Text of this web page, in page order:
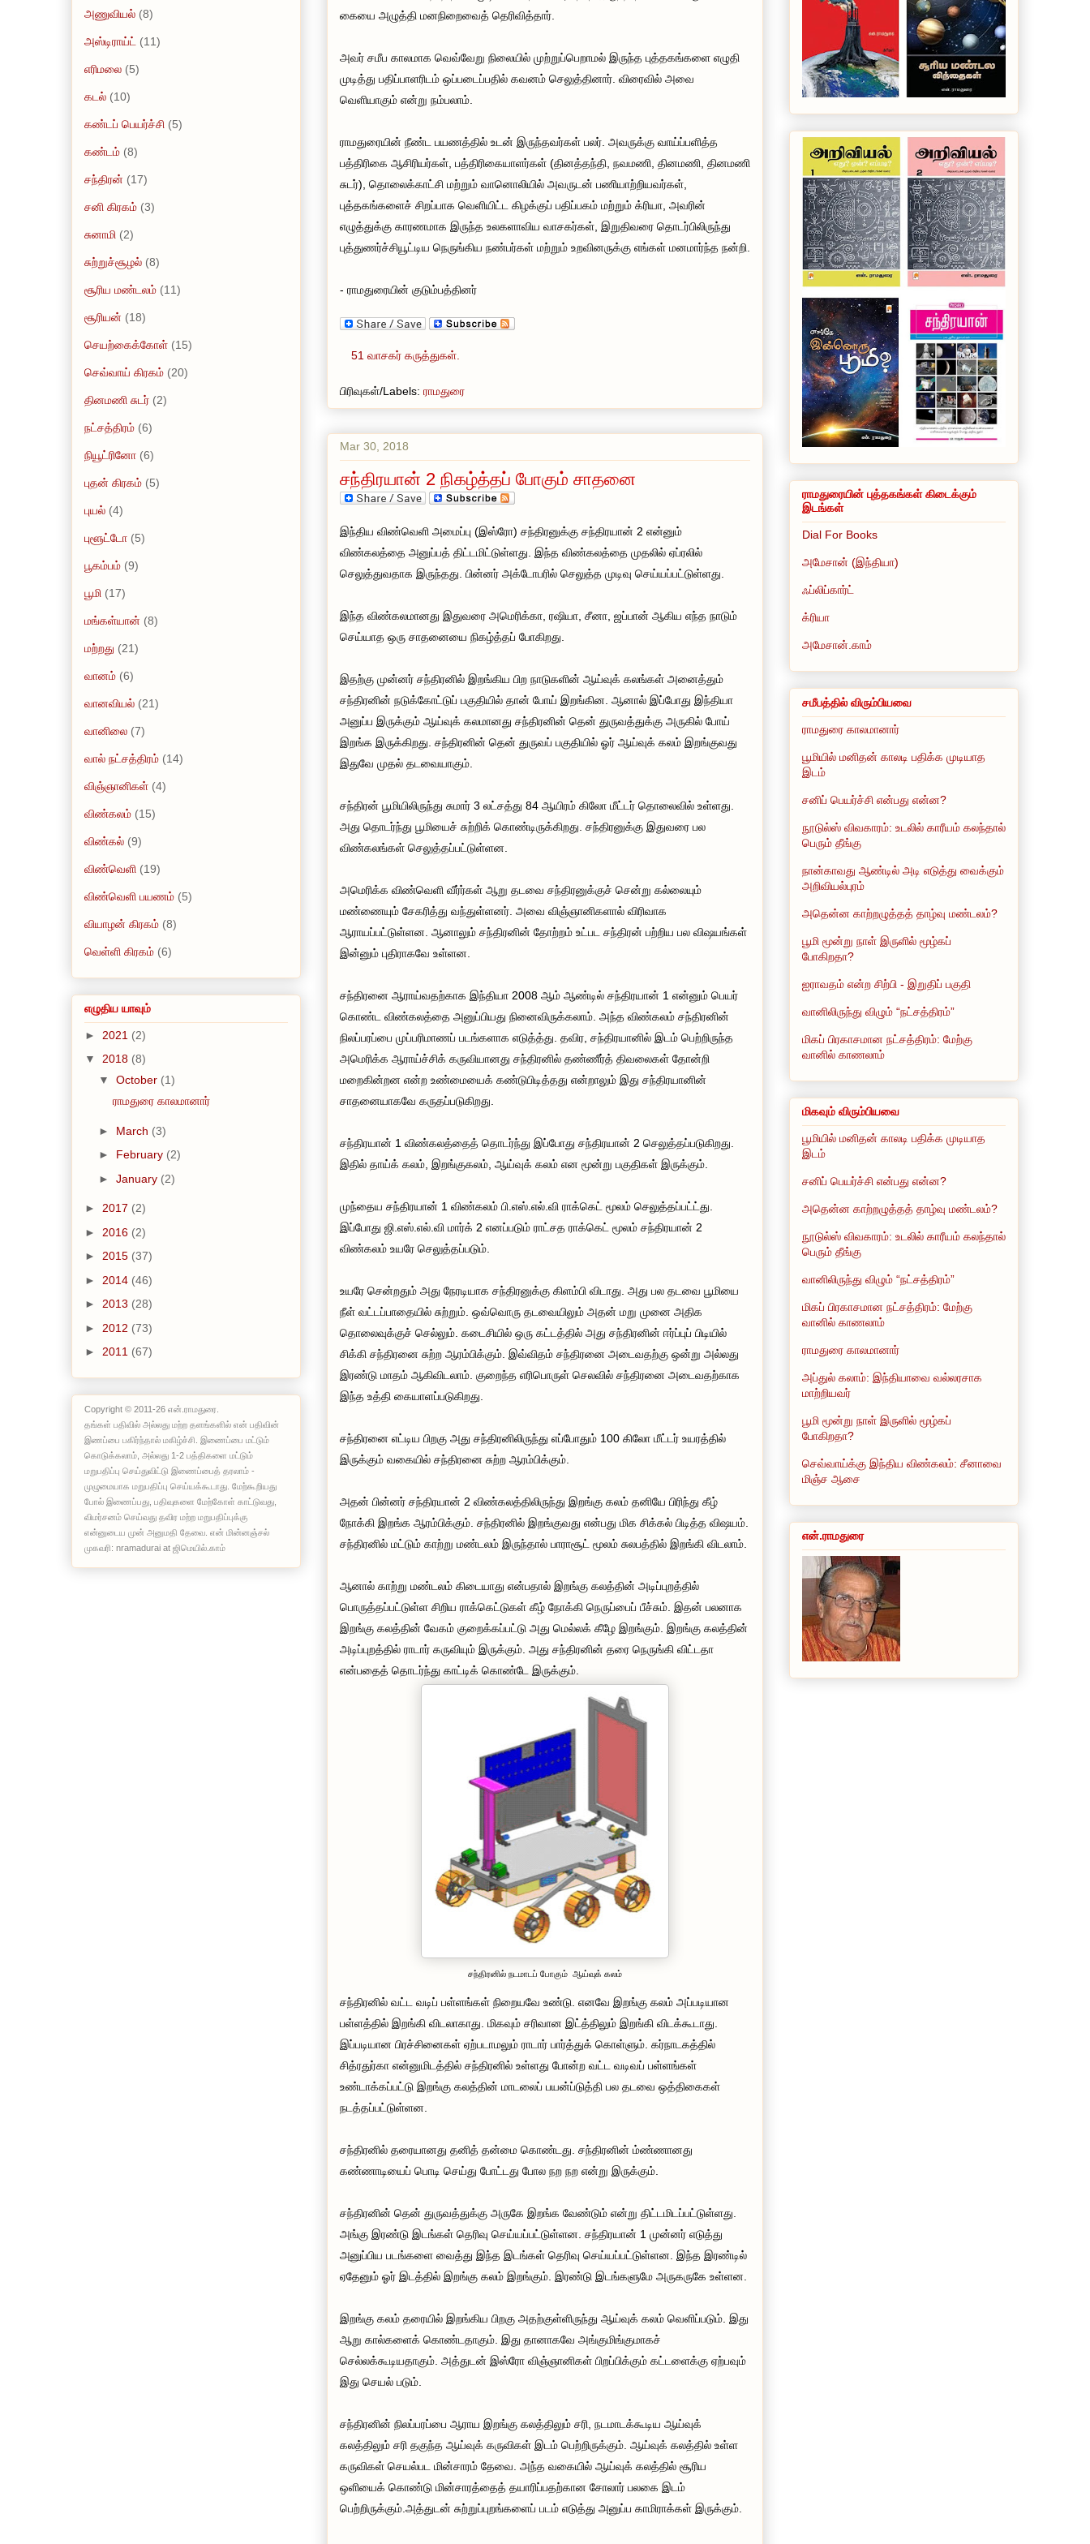
கையை அழுத்தி மனநிறைவைத் தெரிவித்தார்.
அவர் சமீப காலமாக வெவ்வேறு நிலையில் முற்றுப்பெறாமல் இருந்த புத்தகங்களை எழுதி
முடித்து பதிப்பாளரிடம் ஒப்படைப்பதில் கவனம் செலுத்தினார். விரைவில் அவை
வெளியாகும் என்று நம்பலாம்.
ராமதுரையின் நீண்ட பயணத்தில் உடன் இருந்தவர்கள் பலர். அவருக்கு வாய்ப்பளித்த
பத்திரிகை ஆசிரியர்கள், பத்திரிகையாளர்கள் (தினத்தந்தி, நவமணி, தினமணி, தினமணி
சுடர்), தொலைக்காட்சி மற்றும் வானொலியில் அவருடன் பணியாற்றியவர்கள்,
புத்தகங்களைச் சிறப்பாக வெளியிட்ட கிழக்குப் பதிப்பகம் மற்றும் க்ரியா, அவரின்
எழுத்துக்கு காரணமாக இருந்த உலகளாவிய வாசகர்கள், இறுதிவரை தொடர்பிலிருந்து
புத்துணர்ச்சியூட்டிய நெருங்கிய நண்பர்கள் மற்றும் உறவினருக்கு எங்கள் மனமார்ந்த நன்றி.
- ராமதுரையின் குடும்பத்தினர்
51 வாசகர் கருத்துகள்.
பிரிவுகள்/Labels: ராமதுரை
Mar 30, 2018
சந்திரயான் 2 நிகழ்த்தப் போகும் சாதனை
இந்திய விண்வெளி அமைப்பு (இஸ்ரோ) சந்திரனுக்கு சந்திரயான் 2 என்னும்
விண்கலத்தை அனுப்பத் திட்டமிட்டுள்ளது. இந்த விண்கலத்தை முதலில் ஏப்ரலில்
செலுத்துவதாக இருந்தது. பின்னர் அக்டோபரில் செலுத்த முடிவு செய்யப்பட்டுள்ளது.
இந்த விண்கலமானது இதுவரை அமெரிக்கா, ரஷியா, சீனா, ஜப்பான் ஆகிய எந்த நாடும்
செய்யாத ஒரு சாதனையை நிகழ்த்தப் போகிறது.
இதற்கு முன்னர் சந்திரனில் இறங்கிய பிற நாடுகளின் ஆய்வுக் கலங்கள் அனைத்தும்
சந்திரனின் நடுக்கோட்டுப் பகுதியில் தான் போய் இறங்கின. ஆனால் இப்போது இந்தியா
அனுப்ப இருக்கும் ஆய்வுக் கலமானது சந்திரனின் தென் துருவத்துக்கு அருகில் போய்
இறங்க இருக்கிறது. சந்திரனின் தென் துருவப் பகுதியில் ஓர் ஆய்வுக் கலம் இறங்குவது
இதுவே முதல் தடவையாகும்.
சந்திரன் பூமியிலிருந்து சுமார் 3 லட்சத்து 84 ஆயிரம் கிலோ மீட்டர் தொலைவில் உள்ளது.
அது தொடர்ந்து பூமியைச் சுற்றிக் கொண்டிருக்கிறது. சந்திரனுக்கு இதுவரை பல
விண்கலங்கள் செலுத்தப்பட்டுள்ளன.
அமெரிக்க விண்வெளி வீர்ர்கள் ஆறு தடவை சந்திரனுக்குச் சென்று கல்லையும்
மண்ணையும் சேகரித்து வந்துள்ளனர். அவை விஞ்ஞானிகளால் விரிவாக
ஆராயப்பட்டுள்ளன. ஆனாலும் சந்திரனின் தோற்றம் உட்பட சந்திரன் பற்றிய பல விஷயங்கள்
இன்னும் புதிராகவே உள்ளன.
சந்திரனை ஆராய்வதற்காக இந்தியா 2008 ஆம் ஆண்டில் சந்திரயான் 1 என்னும் பெயர்
கொண்ட விண்கலத்தை அனுப்பியது நினைவிருக்கலாம். அந்த விண்கலம் சந்திரனின்
நிலப்பரப்பை முப்பரிமாணப் படங்களாக எடுத்த்து. தவிர, சந்திரயானில் இடம் பெற்றிருந்த
அமெரிக்க ஆராய்ச்சிக் கருவியானது சந்திரனில் தண்ணீர்த் திவலைகள் தோன்றி
மறைகின்றன என்ற உண்மையைக் கண்டுபிடித்தது என்றாலும் இது சந்திரயானின்
சாதனையாகவே கருதப்படுகிறது.
சந்திரயான் 1 விண்கலத்தைத் தொடர்ந்து இப்போது சந்திரயான் 2 செலுத்தப்படுகிறது.
இதில் தாய்க் கலம், இறங்குகலம், ஆய்வுக் கலம் என மூன்று பகுதிகள் இருக்கும்.
முந்தைய சந்திரயான் 1 விண்கலம் பி.எஸ்.எல்.வி ராக்கெட் மூலம் செலுத்தப்பட்ட்து.
இப்போது ஜி.எஸ்.எல்.வி மார்க் 2 எனப்படும் ராட்சத ராக்கெட் மூலம் சந்திரயான் 2
விண்கலம் உயரே செலுத்தப்படும்.
உயரே சென்றதும் அது நேரடியாக சந்திரனுக்கு கிளம்பி விடாது. அது பல தடவை பூமியை
நீள் வட்டப்பாதையில் சுற்றும். ஒவ்வொரு தடவையிலும் அதன் மறு முனை அதிக
தொலைவுக்குச் செல்லும். கடைசியில் ஒரு கட்டத்தில் அது சந்திரனின் ஈர்ப்புப் பிடியில்
சிக்கி சந்திரனை சுற்ற ஆரம்பிக்கும். இவ்விதம் சந்திரனை அடைவதற்கு ஒன்று அல்லது
இரண்டு மாதம் ஆகிவிடலாம். குறைந்த எரிபொருள் செலவில் சந்திரனை அடைவதற்காக
இந்த உத்தி கையாளப்படுகிறது.
சந்திரனை எட்டிய பிறகு அது சந்திரனிலிருந்து எப்போதும் 100 கிலோ மீட்டர் உயரத்தில்
இருக்கும் வகையில் சந்திரனை சுற்ற ஆரம்பிக்கும்.
அதன் பின்னர் சந்திரயான் 2 விண்கலத்திலிருந்து இறங்கு கலம் தனியே பிரிந்து கீழ்
நோக்கி இறங்க ஆரம்பிக்கும். சந்திரனில் இறங்குவது என்பது மிக சிக்கல் பிடித்த விஷயம்.
சந்திரனில் மட்டும் காற்று மண்டலம் இருந்தால் பாராசூட் மூலம் சுலபத்தில் இறங்கி விடலாம்.
ஆனால் காற்று மண்டலம் கிடையாது என்பதால் இறங்கு கலத்தின் அடிப்புறத்தில்
பொருத்தப்பட்டுள்ள சிறிய ராக்கெட்டுகள் கீழ் நோக்கி நெருப்பைப் பீச்சும். இதன் பலனாக
இறங்கு கலத்தின் வேகம் குறைக்கப்பட்டு அது மெல்லக் கீழே இறங்கும். இறங்கு கலத்தின்
அடிப்புறத்தில் ராடார் கருவியும் இருக்கும். அது சந்திரனின் தரை நெருங்கி விட்டதா
என்பதைத் தொடர்ந்து காட்டிக் கொண்டே இருக்கும்
சந்திரனில் நடமாடப் போகும் ஆய்வுக் கலம்
சந்திரனில் வட்ட வடிப் பள்ளங்கள் நிறையவே உண்டு. எனவே இறங்கு கலம் அப்படியான
பள்ளத்தில் இறங்கி விடலாகாது. மிகவும் சரிவான இட்த்திலும் இறங்கி விடக்கூடாது.
இப்படியான பிரச்சினைகள் ஏற்படாமலும் ராடார் பார்த்துக் கொள்ளும். கர்நாடகத்தில்
சித்ரதுர்கா என்னுமிடத்தில் சந்திரனில் உள்ளது போன்ற வட்ட வடிவப் பள்ளங்கள்
உண்டாக்கப்பட்டு இறங்கு கலத்தின் மாடலைப் பயன்ப்டுத்தி பல தடவை ஒத்திகைகள்
நடத்தப்பட்டுள்ளன.
சந்திரனில் தரையானது தனித் தன்மை கொண்டது. சந்திரனின் ம்ண்ணானது
கண்ணாடியைப் பொடி செய்து போட்டது போல நற நற என்று இருக்கும்.
சந்திரனின் தென் துருவத்துக்கு அருகே இறங்க வேண்டும் என்று திட்டமிடப்பட்டுள்ளது.
அங்கு இரண்டு இடங்கள் தெரிவு செய்யப்பட்டுள்ளன. சந்திரயான் 1 முன்னர் எடுத்து
அனுப்பிய படங்களை வைத்து இந்த இடங்கள் தெரிவு செய்யப்பட்டுள்ளன. இந்த இரண்டில்
ஏதேனும் ஓர் இடத்தில் இறங்கு கலம் இறங்கும். இரண்டு இடங்களுமே அருகருகே உள்ளன.
இறங்கு கலம் தரையில் இறங்கிய பிறகு அதற்குள்ளிருந்து ஆய்வுக் கலம் வெளிப்படும். இது
ஆறு கால்களைக் கொண்டதாகும். இது தானாகவே அங்குமிங்குமாகச்
செல்லக்கூடியதாகும். அத்துடன் இஸ்ரோ விஞ்ஞானிகள் பிறப்பிக்கும் கட்டளைக்கு ஏற்பவும்
இது செயல் படும்.
சந்திரனின் நிலப்பரப்பை ஆராய இறங்கு கலத்திலும் சரி, நடமாடக்கூடிய ஆய்வுக்
கலத்திலும் சரி தகுந்த ஆய்வுக் கருவிகள் இடம் பெற்றிருக்கும். ஆய்வுக் கலத்தில் உள்ள
கருவிகள் செயல்பட மின்சாரம் தேவை. அந்த வகையில் ஆய்வுக் கலத்தில் சூரிய
ஒளியைக் கொண்டு மின்சாரத்தைத் தயாரிப்பதற்கான சோலார் பலகை இடம்
பெற்றிருக்கும்.அத்துடன் சுற்றுப்புறங்களைப் படம் எடுத்து அனுப்ப காமிராக்கள் இருக்கும்.
அணுவியல் (8)
அஸ்டிராய்ட் (11)
எரிமலை (5)
கடல் (10)
கண்டப் பெயர்ச்சி (5)
கண்டம் (8)
சந்திரன் (17)
சனி கிரகம் (3)
சுனாமி (2)
சுற்றுச்சூழல் (8)
சூரிய மண்டலம் (11)
சூரியன் (18)
செயற்கைக்கோள் (15)
செவ்வாய் கிரகம் (20)
தினமணி சுடர் (2)
நட்சத்திரம் (6)
நியூட்ரினோ (6)
புதன் கிரகம் (5)
புயல் (4)
புளூட்டோ (5)
பூகம்பம் (9)
பூமி (17)
மங்கள்யான் (8)
மற்றது (21)
வானம் (6)
வானவியல் (21)
வானிலை (7)
வால் நட்சத்திரம் (14)
விஞ்ஞானிகள் (4)
விண்கலம் (15)
விண்கல் (9)
விண்வெளி (19)
விண்வெளி பயணம் (5)
வியாழன் கிரகம் (8)
வெள்ளி கிரகம் (6)
எழுதிய யாவும்
► 2021 (2)
▼ 2018 (8)
▼ October (1)
ராமதுரை காலமானார்
► March (3)
► February (2)
► January (2)
► 2017 (2)
► 2016 (2)
► 2015 (37)
► 2014 (46)
► 2013 (28)
► 2012 (73)
► 2011 (67)
Copyright © 2011-26 என்.ராமதுரை.
தங்கள் பதிவில் அல்லது மற்ற தளங்களில் என் பதிவின்
இணப்பை பகிர்ந்தால் மகிழ்ச்சி. இணைப்பை மட்டும்
கொடுக்கலாம், அல்லது 1-2 பத்திகளை மட்டும்
மறுபதிப்பு செய்துவிட்டு இணைப்பைத் தரலாம் -
முழுமையாக மறுபதிப்பு செய்யக்கூடாது. மேற்கூறியது
போல் இணைப்பது, பதிவுகளை மேற்கோள் காட்டுவது,
விமர்சனம் செய்வது தவிர மற்ற மறுபதிப்புக்கு
என்னுடைய முன் அனுமதி தேவை. என் மின்னஞ்சல்
முகவரி: nramadurai at ஜிமெயில்.காம்
ராமதுரையின் புத்தகங்கள் கிடைக்கும்
இடங்கள்
Dial For Books
அமேசான் (இந்தியா)
ஃப்லிப்கார்ட்
க்ரியா
அமேசான்.காம்
சமீபத்தில் விரும்பியவை
ராமதுரை காலமானார்
பூமியில் மனிதன் காலடி பதிக்க முடியாத
இடம்
சனிப் பெயர்ச்சி என்பது என்ன?
நூடுல்ஸ் விவகாரம்: உடலில் காரீயம் கலந்தால்
பெரும் தீங்கு
நான்காவது ஆண்டில் அடி எடுத்து வைக்கும்
அறிவியல்புரம்
அதென்ன காற்றழுத்தத் தாழ்வு மண்டலம்?
பூமி மூன்று நாள் இருளில் மூழ்கப்
போகிறதா?
ஐராவதம் என்ற சிற்பி - இறுதிப் பகுதி
வானிலிருந்து விழும் “நட்சத்திரம்”
மிகப் பிரகாசமான நட்சத்திரம்: மேற்கு
வானில் காணலாம்
மிகவும் விரும்பியவை
பூமியில் மனிதன் காலடி பதிக்க முடியாத
இடம்
சனிப் பெயர்ச்சி என்பது என்ன?
அதென்ன காற்றழுத்தத் தாழ்வு மண்டலம்?
நூடுல்ஸ் விவகாரம்: உடலில் காரீயம் கலந்தால்
பெரும் தீங்கு
வானிலிருந்து விழும் “நட்சத்திரம்”
மிகப் பிரகாசமான நட்சத்திரம்: மேற்கு
வானில் காணலாம்
ராமதுரை காலமானார்
அப்துல் கலாம்: இந்தியாவை வல்லரசாக
மாற்றியவர்
பூமி மூன்று நாள் இருளில் மூழ்கப்
போகிறதா?
செவ்வாய்க்கு இந்திய விண்கலம்: சீனாவை
மிஞ்ச ஆசை
என்.ராமதுரை